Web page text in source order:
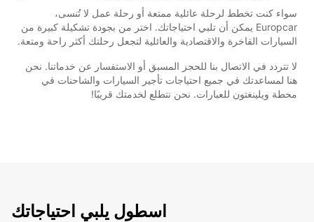
سواء كنت تخطط لرحلة عائلية ممتعة أو رحلة عمل لا تُنسى،
Europcar يمكن أن تلبي احتياجاتك. اختر من بجودة تشكيلة كبيرة من
السيارات الفاخرة والاقتصادية والعائلية لتجعل رحلتك أكثر راحة ومتعة.
لا تتردد في الاتصال بنا للحجز المسبق أو الاستفسار عن خدماتنا. نحن
هنا لمساعدتك في جميع احتياجات تأجير السيارات والشاحنات في
محطة ويلينغتون للعبارات. نحن نتطلع لخدمتك قريبًا!
اسطول يلبي احتياجاتك